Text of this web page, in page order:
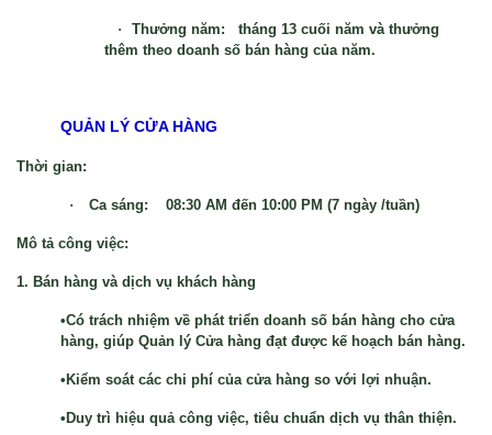
· Thưởng năm: tháng 13 cuối năm và thưởng
thêm theo doanh số bán hàng của năm.
QUẢN LÝ CỬA HÀNG
Thời gian:
· Ca sáng: 08:30 AM đến 10:00 PM (7 ngày /tuần)
Mô tả công việc:
1. Bán hàng và dịch vụ khách hàng
•Có trách nhiệm về phát triển doanh số bán hàng cho cửa
hàng, giúp Quản lý Cửa hàng đạt được kế hoạch bán hàng.
•Kiểm soát các chi phí của cửa hàng so với lợi nhuận.
•Duy trì hiệu quả công việc, tiêu chuẩn dịch vụ thân thiện.